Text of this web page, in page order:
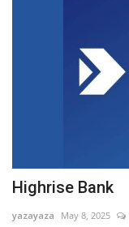
Kripto Para
Highrise Bank
yazayaza May 8, 2025